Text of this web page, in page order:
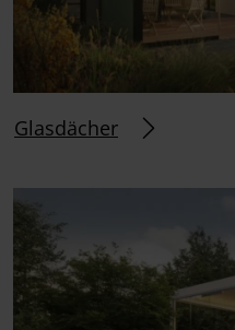
Glasdächer